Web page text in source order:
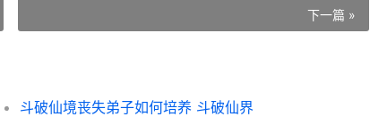
下一篇 »
斗破仙境丧失弟子如何培养 斗破仙界